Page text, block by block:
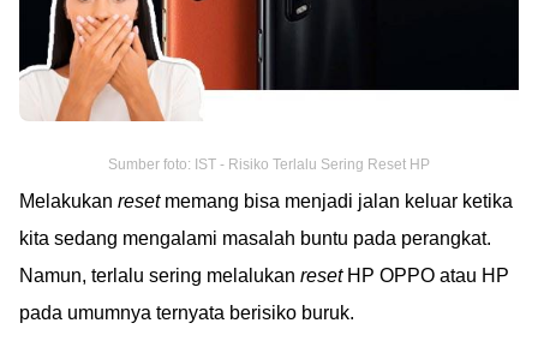
Sumber foto: IST - Risiko Terlalu Sering Reset HP
Melakukan resetmemang bisa menjadi jalan keluar ketika
kita sedang mengalami masalah buntu pada perangkat.
Namun, terlalu sering melalukan resetHP OPPO atau HP
pada umumnya ternyata berisiko buruk.